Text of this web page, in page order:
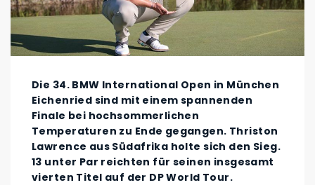
Die 34. BMW International Open in München
Eichenried sind mit einem spannenden
Finale bei hochsommerlichen
Temperaturen zu Ende gegangen. Thriston
Lawrence aus Südafrika holte sich den Sieg.
13 unter Par reichten für seinen insgesamt
vierten Titel auf der DP World Tour.